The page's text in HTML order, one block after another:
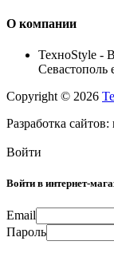
О компании
TexноStyle -
Севастополь
Copyright © 2026
Разработка
Войти
Войти в интернет-
Email
Пароль